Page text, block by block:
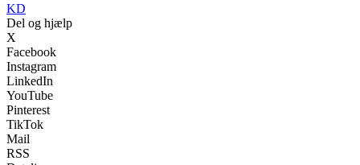
KD
Del og hjælp
X
Facebook
Instagram
LinkedIn
YouTube
Pinterest
TikTok
Mail
RSS